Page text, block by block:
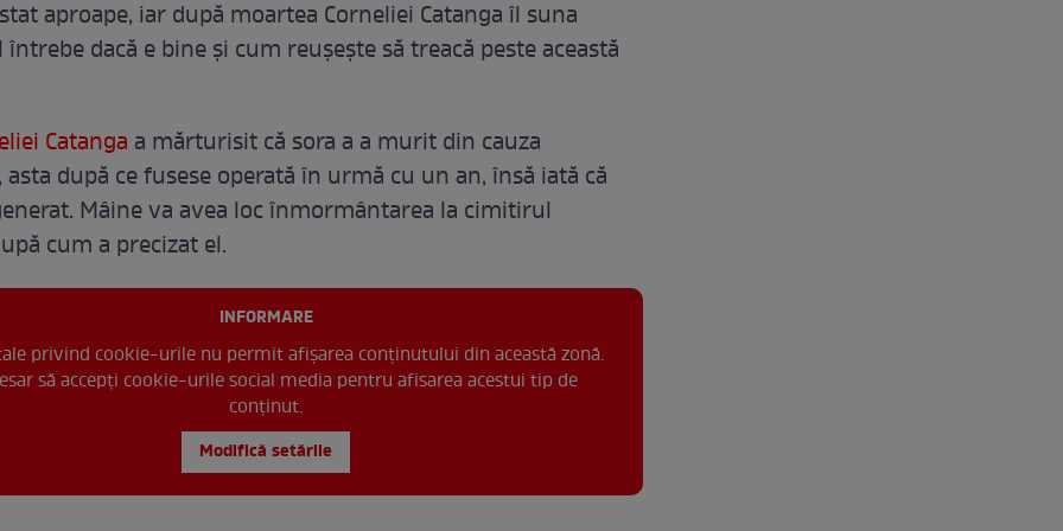
aproape, iar după moartea Corneliei Catanga îl suna
dacă e bine și cum reușește să treacă peste această
Catanga a mărturisit că sora a a murit din cauza
după ce fusese operată în urmă cu un an, însă iată că
Mâine va avea loc înmormântarea la cimitirul
cum a precizat el.
INFORMARE
privind cookie-urile nu permit afișarea conținutului din această zonă.
să accepți cookie-urile social media pentru afisarea acestui tip de
conținut.
Modifică setările